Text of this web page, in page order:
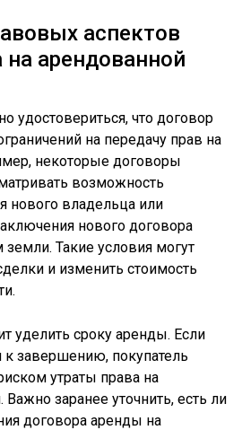
аспектов
арендованной
удостовериться, что договор
на передачу прав на
некоторые договоры
возможность
нового владельца или
нового договора
Такие условия могут
и изменить стоимость
уделить сроку аренды. Если
к завершению, покупатель
утраты права на
заранее уточнить, есть ли
договора аренды на